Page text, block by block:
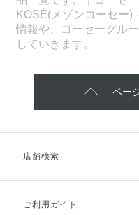
KOSÉ(メゾンコーセー)
情報や、コーセーグル
していきます。
ペー
店舗検索
ご利用ガイド